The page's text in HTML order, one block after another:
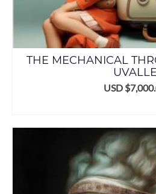
THE MECHANICAL
UVALLE
USD $